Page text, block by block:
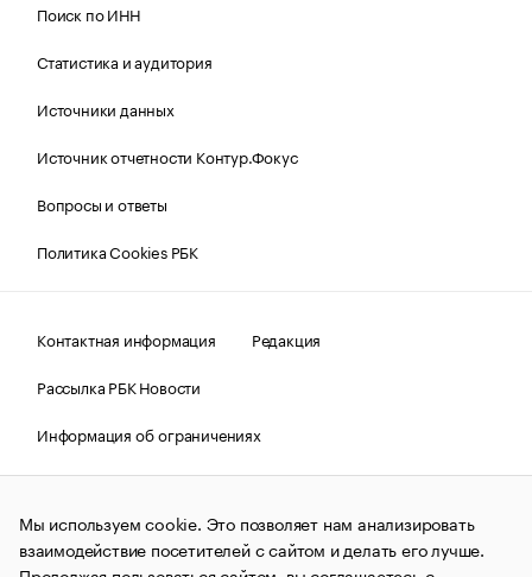
Поиск по ИНН
Статистика и аудитория
Источники данных
Источник отчетности Контур.Фокус
Вопросы и ответы
Политика Cookies РБК
Контактная информация
Редакция
Рассылка РБК Новости
Информация об ограничениях
Правовая информация
О соблюдении авторских прав
© АО «РОСБИЗНЕСКОНСАЛТИНГ»,1995–2026.Сообщения
и материалы информационного агентства «РБК»
(зарегистрировано Федеральной службой по надзору в сфере
Мы используем cookie. Это позволяет нам анализировать
взаимодействие посетителей с сайтом и делать его лучше.